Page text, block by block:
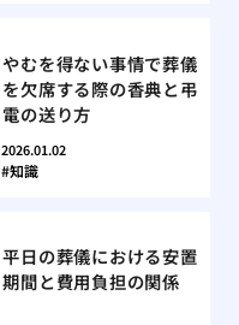
やむを得ない事情で葬儀
を欠席する際の香典と弔
電の送り方
2026.01.02
知識
平日の葬儀における安置
期間と費用負担の関係